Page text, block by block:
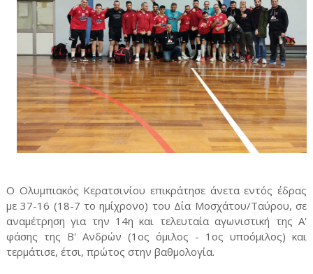
Ο Ολυμπιακός Κερατσινίου επικράτησε άνετα εντός έδρας
με 37-16 (18-7 το ημίχρονο) του Δία Μοσχάτου/Ταύρου, σε
αναμέτρηση για την 14η και τελευταία αγωνιστική της Α'
φάσης της Β' Ανδρών (1ος όμιλος - 1ος υποόμιλος) και
τερμάτισε, έτσι, πρώτος στην βαθμολογία.